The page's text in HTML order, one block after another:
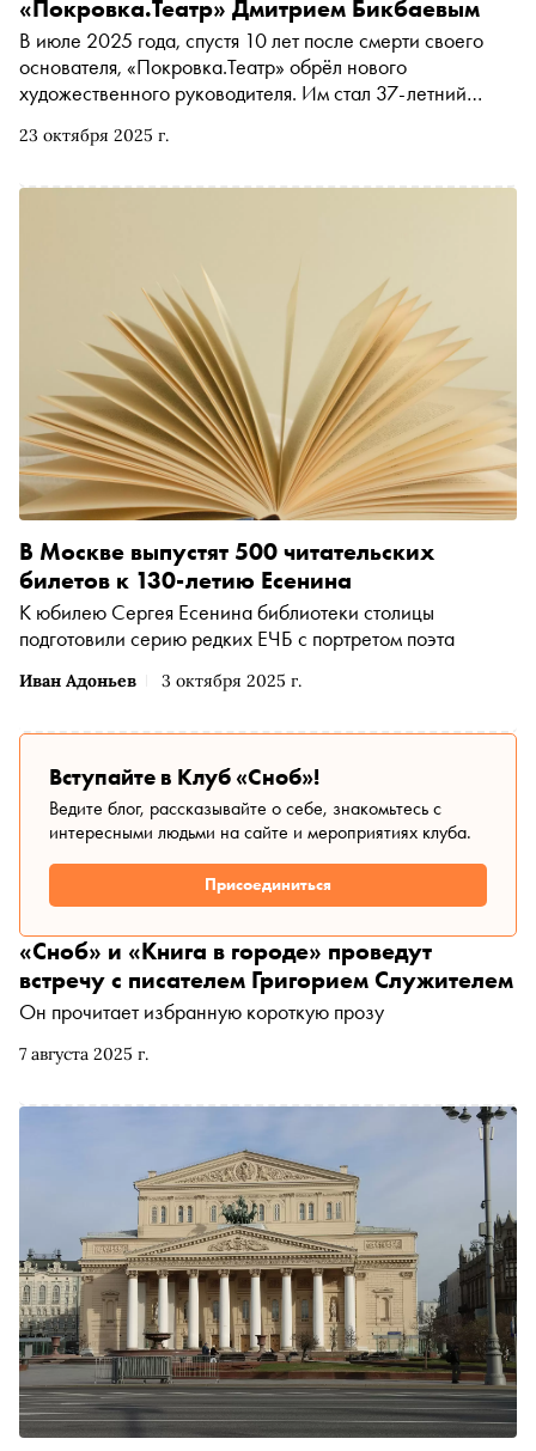
23 октября 2025 г.
«Покровка.Театр» Дмитрием Бикбаевым
В июле 2025 года, спустя 10 лет после смерти своего
основателя, «Покровка.Театр» обрёл нового
художественного руководителя. Им стал 37-летний
«Сноб» встретился и поговорил с ним — о назначении,
компаниями и государственным театром
Иван Адоньев 3 октября 2025 г.
В Москве выпустят 500 читательских
билетов к 130-летию Есенина
К юбилею Сергея Есенина библиотеки столицы
подготовили серию редких ЕЧБ с портретом поэта
Вступайте в Клуб «Сноб»!
Ведите блог, рассказывайте о себе, знакомьтесь с
интересными людьми на сайте и мероприятиях клуба.
Присоединиться
7 августа 2025 г.
«Сноб» и «Книга в городе» проведут
встречу с писателем Григорием Служителем
Он прочитает избранную короткую прозу